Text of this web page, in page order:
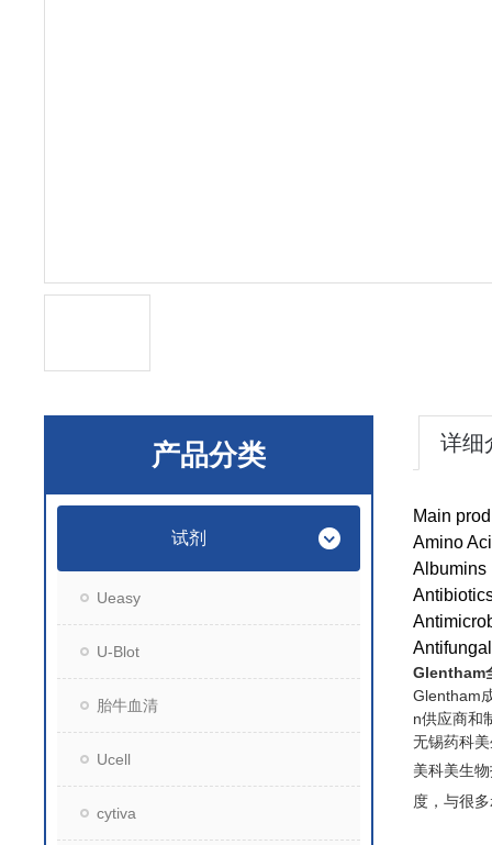
产品分类
试剂
Ueasy
U-Blot
胎牛血清
Ucell
cytiva
详细
Main
Amino
Albumins
Glentham
Glentham
n供应商和
无锡药科
美科美生
度，与很多